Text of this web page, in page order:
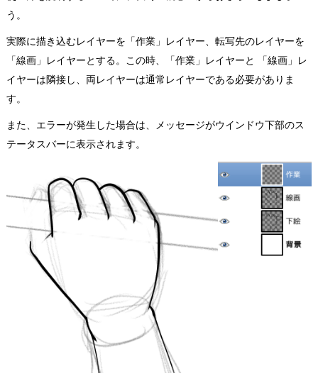
う。
実際に描き込むレイヤーを「作業」レイヤー、転写先のレイヤーを
「線画」レイヤーとする。この時、「作業」レイヤーと 「線画」レ
イヤーは隣接し、両レイヤーは通常レイヤーである必要がありま
す。
また、エラーが発生した場合は、メッセージがウインドウ下部のス
テータスバーに表示されます。